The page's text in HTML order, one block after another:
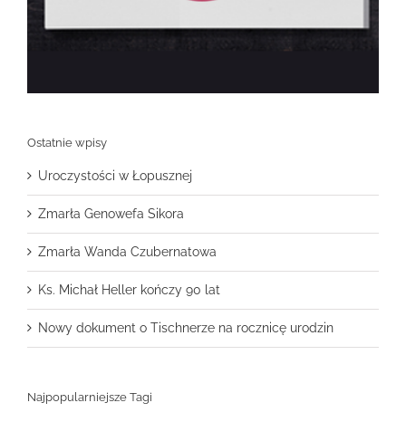
Ostatnie wpisy
Uroczystości w Łopusznej
Zmarła Genowefa Sikora
Zmarła Wanda Czubernatowa
Ks. Michał Heller kończy 90 lat
Nowy dokument o Tischnerze na rocznicę urodzin
Najpopularniejsze Tagi